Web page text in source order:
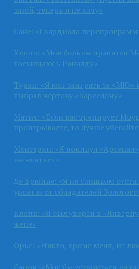
мной, теперь я не хочу»
Сане: «Гвардиола
Клопп: «Мне больше нравится
восхищаюсь Роналду»
Туран: «Я мог заиграть за «МЮ»
выбрал чёртову «Барселону»
Матич: «Если вас тренирует
проигрываете, то лучше
Мхитарян: «Я покинул
веселиться»
Де Брюйне: «Я не слишком
уровню от обладателей
Клопп: «Я был уверен в
жене»
Орье: «Никто, кроме меня, не
Сарри: «Мог бы устроиться на